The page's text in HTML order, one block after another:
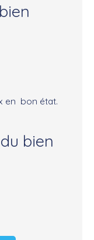
en bon état.
du bien